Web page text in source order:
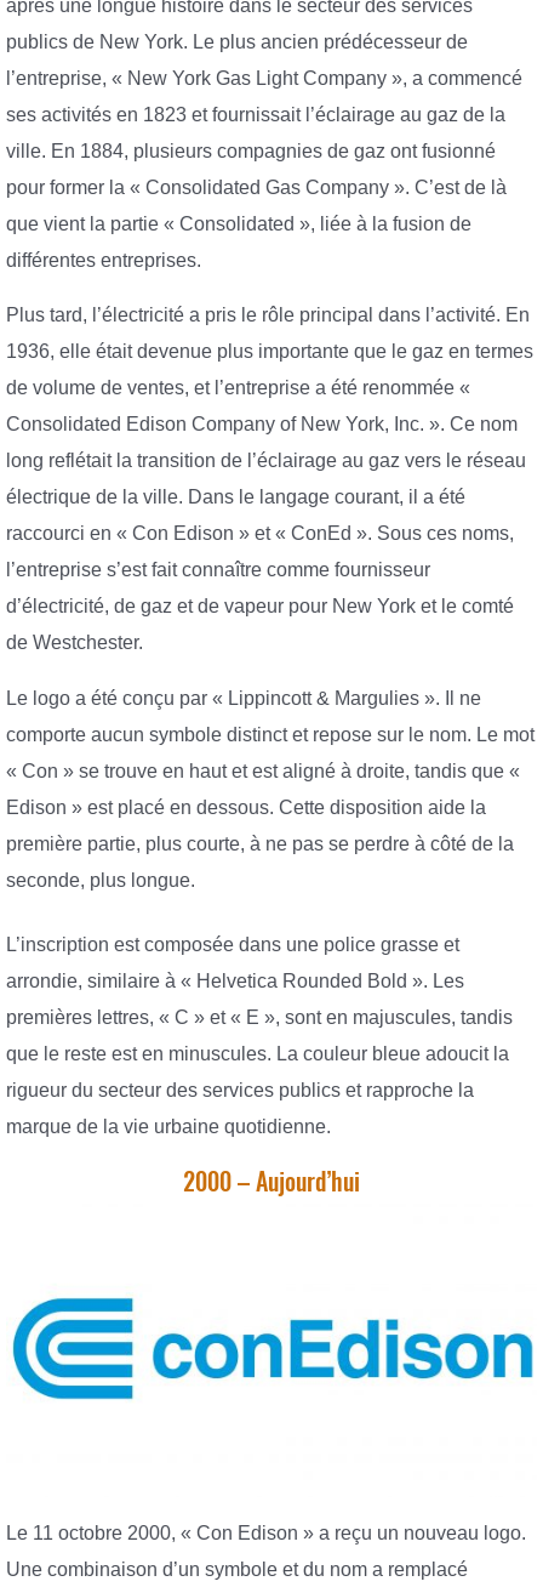
après une longue histoire dans le secteur des services
publics de New York. Le plus ancien prédécesseur de
l’entreprise, « New York Gas Light Company », a commencé
ses activités en 1823 et fournissait l’éclairage au gaz de la
ville. En 1884, plusieurs compagnies de gaz ont fusionné
pour former la « Consolidated Gas Company ». C’est de là
que vient la partie « Consolidated », liée à la fusion de
différentes entreprises.
Plus tard, l’électricité a pris le rôle principal dans l’activité. En
1936, elle était devenue plus importante que le gaz en termes
de volume de ventes, et l’entreprise a été renommée «
Consolidated Edison Company of New York, Inc. ». Ce nom
long reflétait la transition de l’éclairage au gaz vers le réseau
électrique de la ville. Dans le langage courant, il a été
raccourci en « Con Edison » et « ConEd ». Sous ces noms,
l’entreprise s’est fait connaître comme fournisseur
d’électricité, de gaz et de vapeur pour New York et le comté
de Westchester.
Le logo a été conçu par « Lippincott & Margulies ». Il ne
comporte aucun symbole distinct et repose sur le nom. Le mot
« Con » se trouve en haut et est aligné à droite, tandis que «
Edison » est placé en dessous. Cette disposition aide la
première partie, plus courte, à ne pas se perdre à côté de la
seconde, plus longue.
L’inscription est composée dans une police grasse et
arrondie, similaire à « Helvetica Rounded Bold ». Les
premières lettres, « C » et « E », sont en majuscules, tandis
que le reste est en minuscules. La couleur bleue adoucit la
rigueur du secteur des services publics et rapproche la
marque de la vie urbaine quotidienne.
2000 – Aujourd’hui
Le 11 octobre 2000, « Con Edison » a reçu un nouveau logo.
Une combinaison d’un symbole et du nom a remplacé